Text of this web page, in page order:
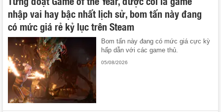
nhập vai hay bậc nhất lịch sử, bom tấn này đang
có mức giá rẻ kỷ lục trên Steam
Bom tấn này đang có mức giá cực kỳ
hấp dẫn với các game thủ.
05/08/2026